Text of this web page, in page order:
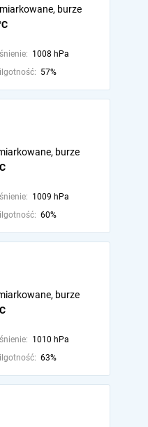
burze
1008 hPa
57%
burze
1009 hPa
60%
burze
1010 hPa
63%